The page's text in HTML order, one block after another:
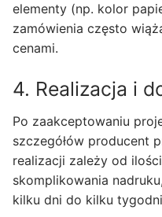
elementy (np. kolor
zamówienia często
cenami.
4. Realizacja i
Po zaakceptowaniu
szczegółów producent
realizacji zależy od
skomplikowania
kilku dni do kilku